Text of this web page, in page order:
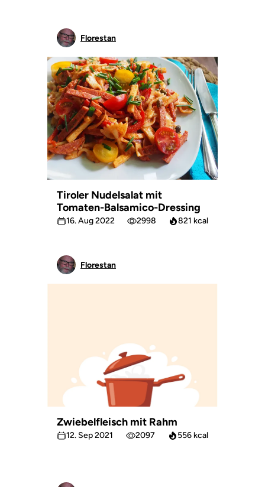
Florestan
Tiroler Nudelsalat mit
Tomaten-Balsamico-Dressing
16. Aug 2022 2998 821 kcal
Florestan
Zwiebelfleisch mit Rahm
12. Sep 2021 2097 556 kcal